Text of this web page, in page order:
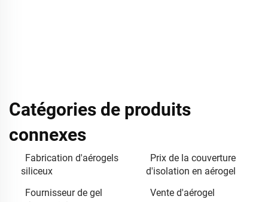
Catégories de produits
connexes
Fabrication d'aérogels
siliceux
Prix de la couverture
d'isolation en aérogel
Fournisseur de gel
Vente d'aérogel